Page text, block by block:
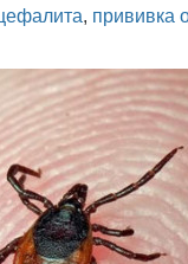
, прививка